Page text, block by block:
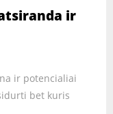
ir
ir potencialiai
bet kuris